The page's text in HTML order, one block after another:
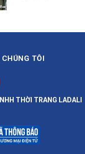
CHÚNG TÔI
THỜI TRANG LADALI